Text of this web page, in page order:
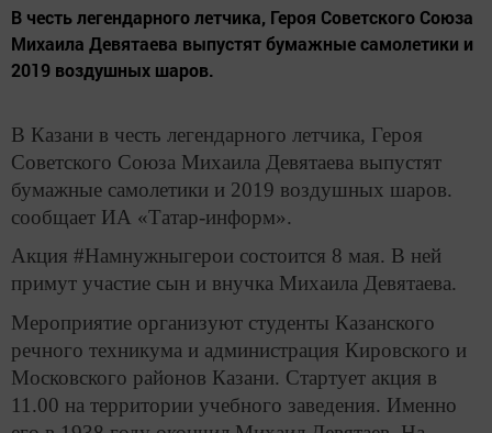
В честь легендарного летчика, Героя Советского Союза
Михаила Девятаева выпустят бумажные самолетики и
2019 воздушных шаров.
В Казани в честь легендарного летчика, Героя
Советского Союза Михаила Девятаева выпустят
бумажные самолетики и 2019 воздушных шаров.
сообщает ИА «Татар-информ».
Акция #Намнужныгерои состоится 8 мая. В ней
примут участие сын и внучка Михаила Девятаева.
Мероприятие организуют студенты Казанского
речного техникума и администрация Кировского и
Московского районов Казани. Стартует акция в
11.00 на территории учебного заведения. Именно